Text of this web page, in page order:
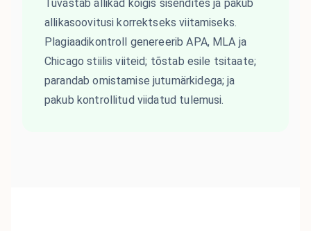
Tuvastab allikad kõigis sisendites ja pakub
allikasoovitusi korrektseks viitamiseks.
Plagiaadikontroll genereerib APA, MLA ja
Chicago stiilis viiteid; tõstab esile tsitaate;
parandab omistamise jutumärkidega; ja
pakub kontrollitud viidatud tulemusi.